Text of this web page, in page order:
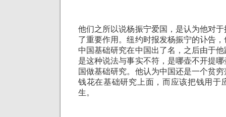
他们之所以说杨振宁爱国，是认为他对
了重要作用。纽约时报发杨振宁的讣告
中国基础研究在中国出了名，之后由于
是这种说法与事实不符，是哪壶不开提
国做基础研究。他认为中国还是一个贫
钱花在基础研究上面，而应该把钱用于
生。